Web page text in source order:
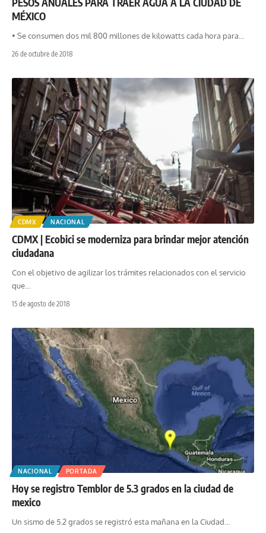
MÉXICO
• Se consumen dos mil 800 millones de kilowatts cada hora para
26 de octubre de 2018
CDMX NACIONAL
CDMX | Ecobici se moderniza para brindar mejor atención
ciudadana
Con el objetivo de agilizar los trámites relacionados con el servicio
que
15 de agosto de 2018
NACIONAL PORTADA
Hoy se registro Temblor de 5.3 grados en la ciudad de
mexico
Un sismo de 5.2 grados se registró esta mañana en la Ciudad…